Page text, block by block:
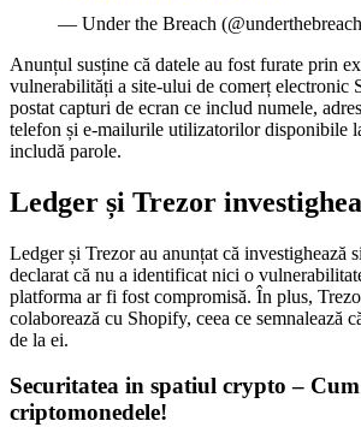
— Under the Breach
Anunțul susține că datele au fost furate prin
vulnerabilități a site-ului de comerț electronic
postat capturi de ecran ce includ numele,
telefon și e-mailurile utilizatorilor disponibile
includă parole.
Ledger și Trezor
Ledger și Trezor au anunțat că investighează
declarat că nu a identificat nici o
platforma ar fi fost compromisă. În plus,
colaborează cu Shopify, ceea ce semnalează
de la ei.
Securitatea in spatiul crypto –
criptomonedele!